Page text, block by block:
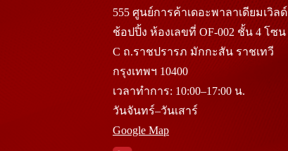
555 ศูนย์การค้าเดอะพาลาเดียมเวิลด์
ช้อปปิ้ง ห้องเลขที่ OF-002 ชั้น 4 โซน
C ถ.ราชปรารภ มักกะสัน ราชเทวี
กรุงเทพฯ 10400
เวลาทำการ: 10:00–17:00 น.
วันจันทร์–วันเสาร์
Google Map